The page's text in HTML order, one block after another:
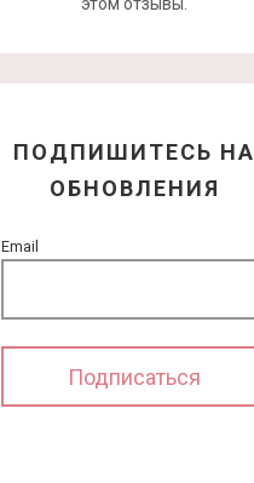
ПОДПИШИТЕСЬ НА
ОБНОВЛЕНИЯ
Email